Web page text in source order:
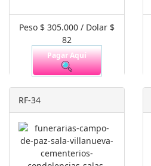
Peso $ 305.000 / Dolar $
82
Pagar Aquí
RF-34